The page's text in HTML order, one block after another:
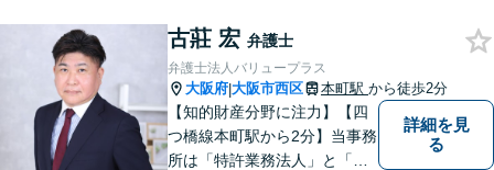
い！
古莊 宏 弁護士
弁護士法人バリュープラス
大阪府|大阪市西区 本町駅 から徒歩2分
【知的財産分野に注力】【四
つ橋線本町駅から2分】当事務
所は「特許業務法人」と「弁
詳細を見
る